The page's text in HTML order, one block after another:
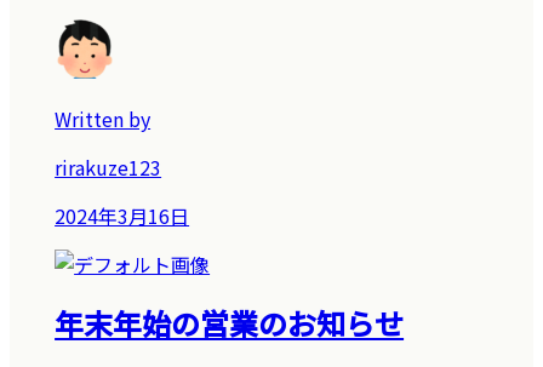
Written by
rirakuze123
2024年3月16日
年末年始の営業のお知らせ